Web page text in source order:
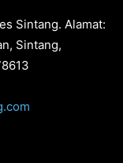
Sintang. Alamat:
Sintang,